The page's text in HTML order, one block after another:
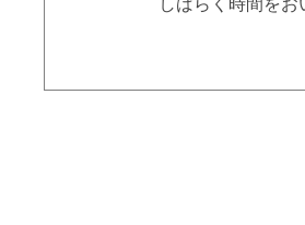
しばらく時間を